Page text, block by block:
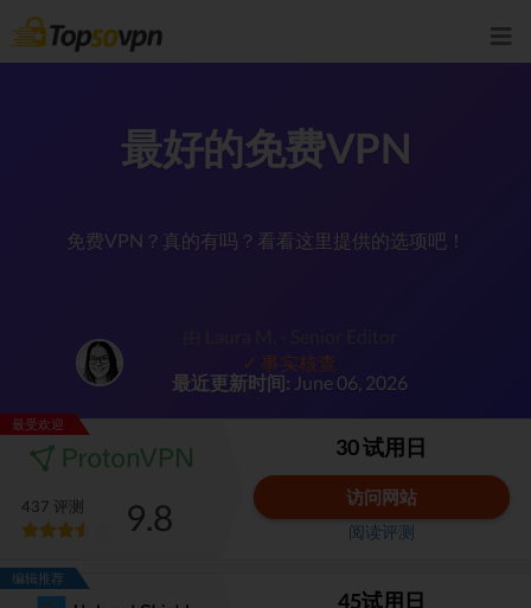
最好的免费VPN
免费VPN？真的有吗？看看这里提供的选项吧！
✓ 事实核查
最近更新时间: June 06, 2026
最受欢迎
437 评测 9.8
30 试用日
访问网站
阅读评测
编辑推荐
45试用日